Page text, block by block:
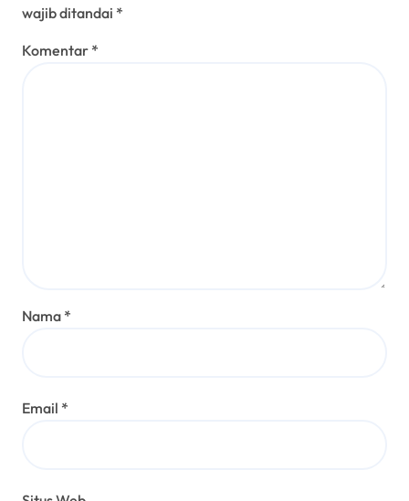
wajib ditandai *
Komentar *
Nama *
Email *